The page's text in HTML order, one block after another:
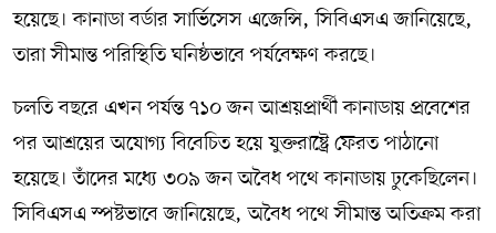
হয়েছে। কানাডা বর্ডার সার্ভিসেস এজেন্সি, সিবিএসএ জানিয়েছে,
তারা সীমান্ত পরিস্থিতি ঘনিষ্ঠভাবে পর্যবেক্ষণ করছে।
চলতি বছরে এখন পর্যন্ত ৭১০ জন আশ্রয়প্রার্থী কানাডায় প্রবেশের
পর আশ্রয়ের অযোগ্য বিবেচিত হয়ে যুক্তরাষ্ট্রে ফেরত পাঠানো
হয়েছে। তাঁদের মধ্যে ৩০৯ জন অবৈধ পথে কানাডায় ঢুকেছিলেন।
সিবিএসএ স্পষ্টভাবে জানিয়েছে, অবৈধ পথে সীমান্ত অতিক্রম করা